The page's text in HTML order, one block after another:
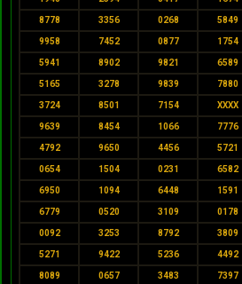
8778 3356 0268 5849
9958 7452 0877 1754
5941 8902 9821 6589
5165 3278 9839 7880
3724 8501 7154 XXXX
9639 8454 1066 7776
4792 9650 4456 5721
0654 1504 0231 6582
6950 1094 6448 1591
6779 0520 3109 0178
0092 3253 8792 3809
5271 9422 5236 4492
8089 0657 3483 7397